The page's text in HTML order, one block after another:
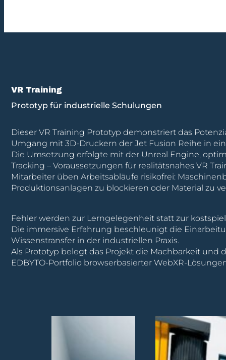
VR Training
Prototyp für industrielle Schulungen
Dieser VR Training Prototyp demonstriert das
Umgang mit 3D-Druckern der Jet Fusion Reihe in
Die Umsetzung erfolgte mit der Unreal Engine,
Tracking – Voraussetzungen für realitätsnahes VR
Mitarbeiter üben Arbeitsabläufe risikofrei:
Produktionsanlagen zu blockieren oder Material zu
Fehler werden zur Lerngelegenheit statt zur
Die immersive Erfahrung beschleunigt die
Wissenstransfer in der industriellen Praxis.
Als Prototyp belegt das Projekt die Machbarkeit
EDBYTO-Portfolio browserbasierter WebXR-